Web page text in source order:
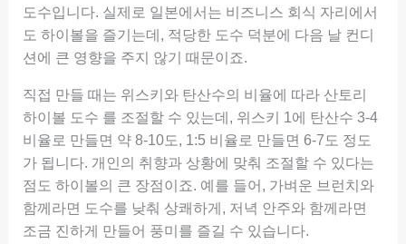
도수입니다. 실제로 일본에서는 비즈니스 회식 자리에서
도 하이볼을 즐기는데, 적당한 도수 덕분에 다음 날 컨디
션에 큰 영향을 주지 않기 때문이죠.
직접 만들 때는 위스키와 탄산수의 비율에 따라 산토리
하이볼 도수 를 조절할 수 있는데, 위스키 1에 탄산수 3-4
비율로 만들면 약 8-10도, 1:5 비율로 만들면 6-7도 정도
가 됩니다. 개인의 취향과 상황에 맞춰 조절할 수 있다는
점도 하이볼의 큰 장점이죠. 예를 들어, 가벼운 브런치와
함께라면 도수를 낮춰 상쾌하게, 저녁 안주와 함께라면
조금 진하게 만들어 풍미를 즐길 수 있습니다.